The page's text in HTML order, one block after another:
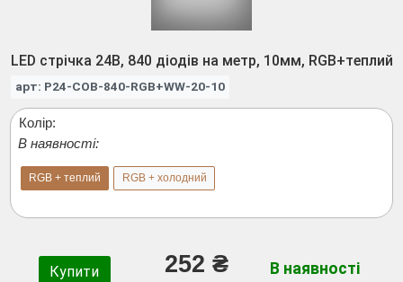
LED стрічка 24В, 840 діодів на метр, 10мм, RGB+теплий
арт: P24-COB-840-RGB+WW-20-10
Колір:
В наявності:
RGB + теплий RGB + холодний
Купити 252 ₴ В наявності